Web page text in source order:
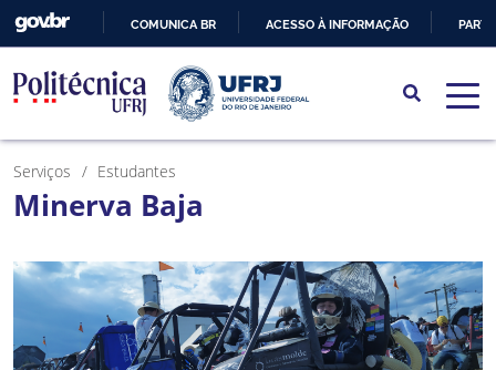
PARA
O
CONTEÚDO
COMUNICA BR ACESSO À INFORMAÇÃO
Serviços Estudantes
Minerva Baja